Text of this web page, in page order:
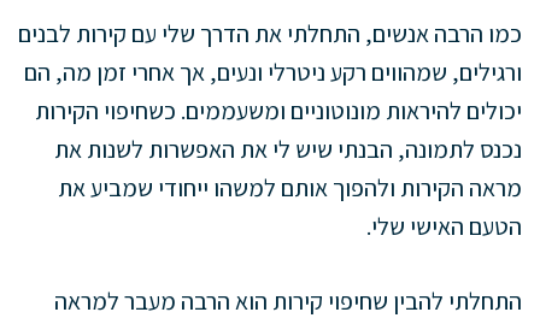
כמו הרבה אנשים, התחלתי את הדרך שלי עם קירות לבנים
ורגילים, שמהווים רקע ניטרלי ונעים, אך אחרי זמן מה, הם
יכולים להיראות מונוטוניים ומשעממים. כשחיפוי הקירות
נכנס לתמונה, הבנתי שיש לי את האפשרות לשנות את
מראה הקירות ולהפוך אותם למשהו ייחודי שמביע את
הטעם האישי שלי.
התחלתי להבין שחיפוי קירות הוא הרבה מעבר למראה